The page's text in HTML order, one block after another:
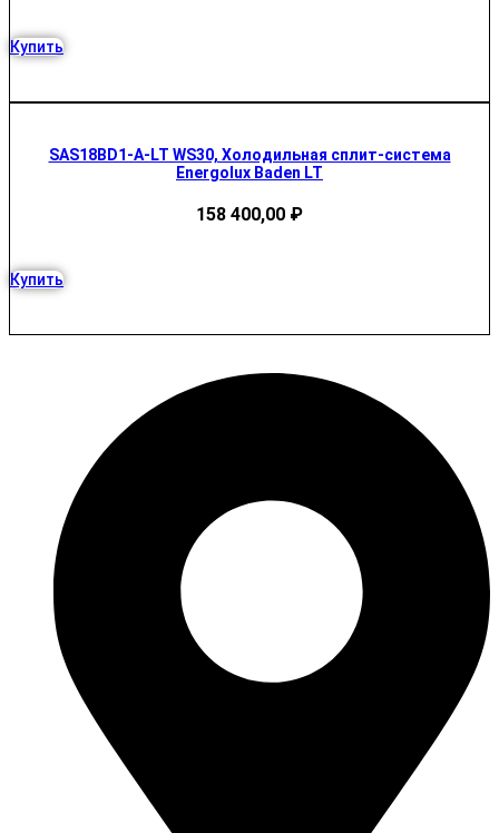
Купить
SAS18BD1-A-LT WS30, Холодильная сплит-система
Energolux Baden LT
158 400,00 ₽
Купить